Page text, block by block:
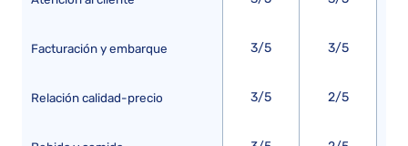
Facturación y embarque
Relación calidad-precio
3/5
3/5
3/5
2/5